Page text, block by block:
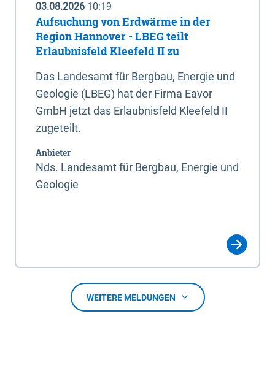
03.08.2026 10:19
Aufsuchung von Erdwärme in der
Region Hannover - LBEG teilt
Erlaubnisfeld Kleefeld II zu
Das Landesamt für Bergbau, Energie und
Geologie (LBEG) hat der Firma Eavor
GmbH jetzt das Erlaubnisfeld Kleefeld II
zugeteilt.
Anbieter
Nds. Landesamt für Bergbau, Energie und
Geologie
WEITERE MELDUNGEN